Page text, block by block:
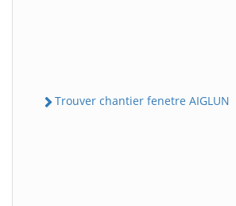
Trouver chantier fenetre AIGLUN